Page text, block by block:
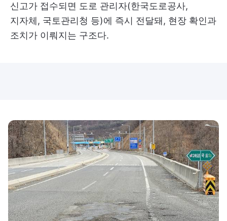
신고가 접수되면 도로 관리자(한국도로공사,
지자체, 국토관리청 등)에 즉시 전달돼, 현장 확인과
조치가 이뤄지는 구조다.